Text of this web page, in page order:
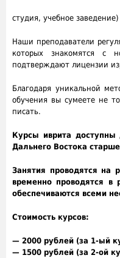
студия, учебное
Наши преподаватели
которых знакомятся с
подтверждают лицензии
Благодаря уникальной
обучения вы сумеете не
писать.
Курсы иврита
Дальнего Востока
Занятия проводятся на
временно проводятся
обеспечиваются всеми
Стоимость курсов:
— 2000 рублей (за 1-ый
— 1500 рублей (за 2-ой